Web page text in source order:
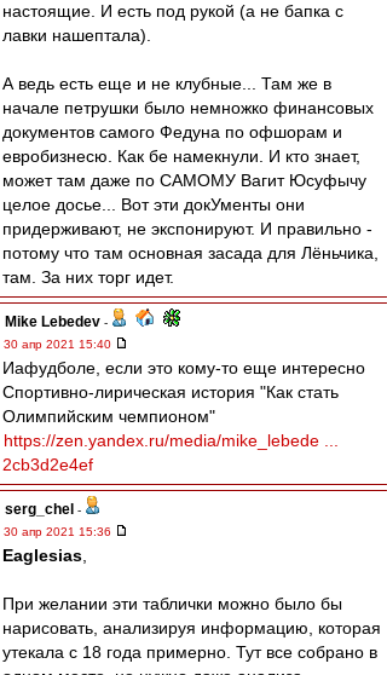
настоящие. И есть под рукой (а не бапка с
лавки нашептала).
А ведь есть еще и не клубные... Там же в
начале петрушки было немножко финансовых
документов самого Федуна по офшорам и
евробизнесю. Как бе намекнули. И кто знает,
может там даже по САМОМУ Вагит Юсуфычу
целое досье... Вот эти докУменты они
придерживают, не экспонируют. И правильно -
потому что там основная засада для Лёньчика,
там. За них торг идет.
Mike Lebedev -
30 апр 2021 15:40
Иафудболе, если это кому-то еще интересно
Спортивно-лирическая история "Как стать
Олимпийским чемпионом"
https://zen.yandex.ru/media/mike_lebede ...
2cb3d2e4ef
serg_chel -
30 апр 2021 15:36
Eaglesias
При желании эти таблички можно было бы
нарисовать, анализируя информацию, которая
утекала с 18 года примерно. Тут все собрано в